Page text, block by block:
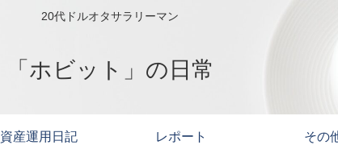
20代ドルオタサラリーマン
「ホビット」の日常
資産運用日記 レポート その